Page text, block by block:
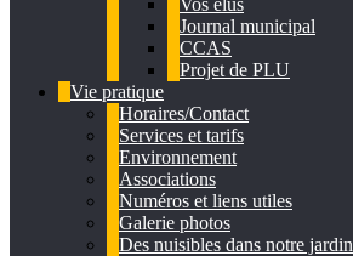
Vos élus
Journal municipal
CCAS
Projet de PLU
Vie pratique
Horaires/Contact
Services et tarifs
Environnement
Associations
Numéros et liens utiles
Galerie photos
Des nuisibles dans notre jardin